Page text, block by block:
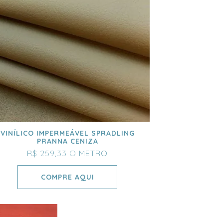
VINÍLICO IMPERMEÁVEL SPRADLING
PRANNA CENIZA
R$ 259,33 O METRO
COMPRE AQUI